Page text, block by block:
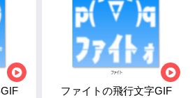
ファイトの飛行文字GIF